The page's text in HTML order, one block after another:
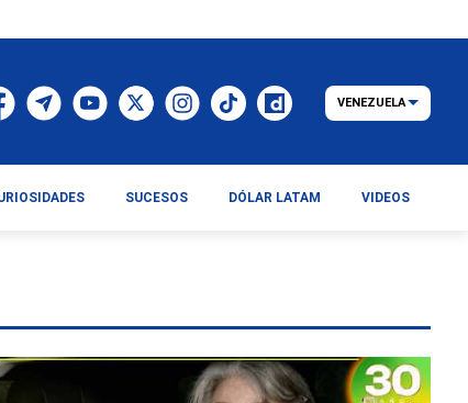
VENEZUELA
SUCESOS DÓLAR LATAM VIDEOS